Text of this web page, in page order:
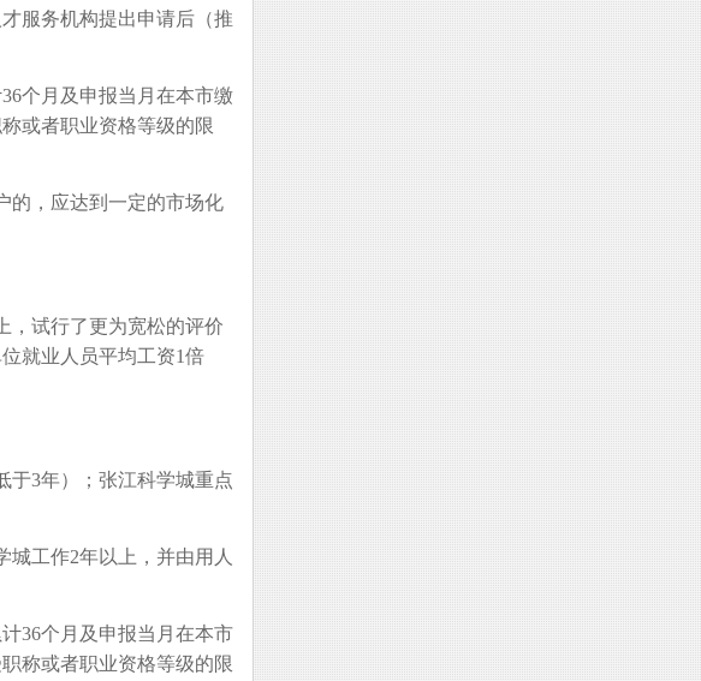
服务机构提出申请后（推
个月及申报当月在本市缴
或者职业资格等级的限
的，应达到一定的市场化
，试行了更为宽松的评价
就业人员平均工资1倍
于3年）；张江科学城重点
工作2年以上，并由用人
36个月及申报当月在本市
称或者职业资格等级的限